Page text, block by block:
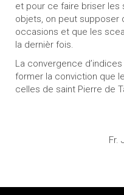
et pour ce faire briser les
objets, on peut supposer
occasions et que les
la dernièr fois.
La convergence
former la conviction que
celles de saint Pierre de
Fr.